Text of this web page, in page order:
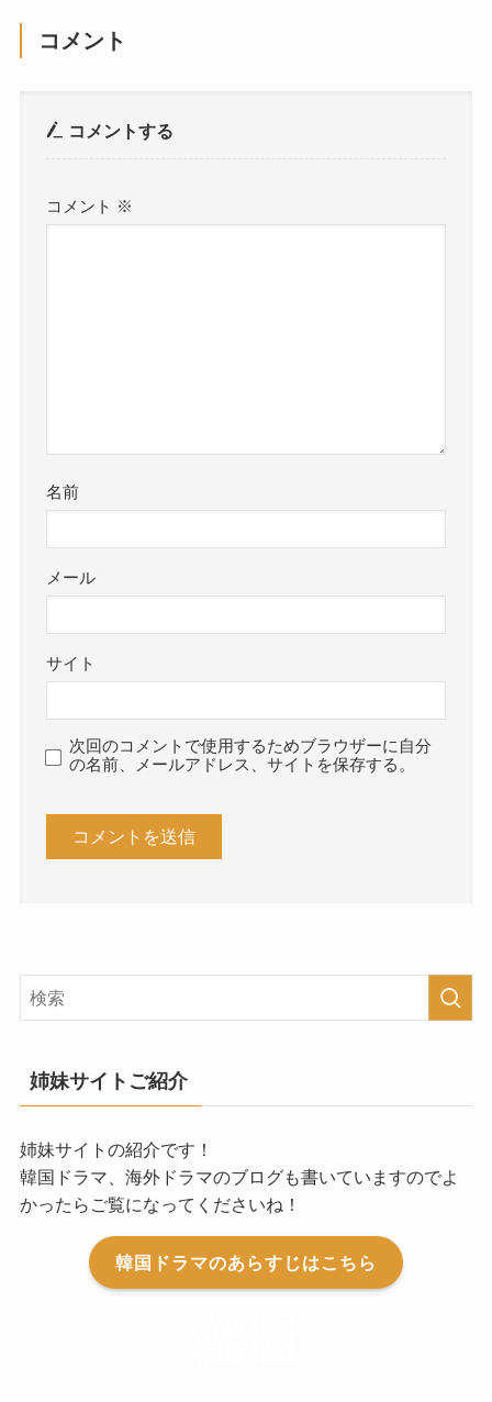
コメント
コメントする
コメント ※
名前
メール
サイト
次回のコメントで使用するためブラウザーに自分
の名前、メールアドレス、サイトを保存する。
姉妹サイトご紹介
姉妹サイトの紹介です！
韓国ドラマ、海外ドラマのブログも書いていますのでよ
かったらご覧になってくださいね！
韓国ドラマのあらすじはこちら